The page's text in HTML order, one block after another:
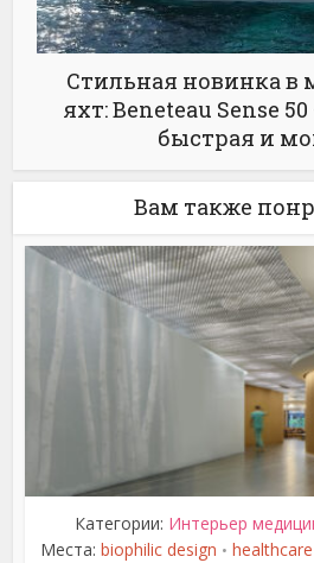
Стильная новинка в
яхт: Beneteau Sense
быстрая и
Вам также
Категории: Интерьер
Места: biophilic design •